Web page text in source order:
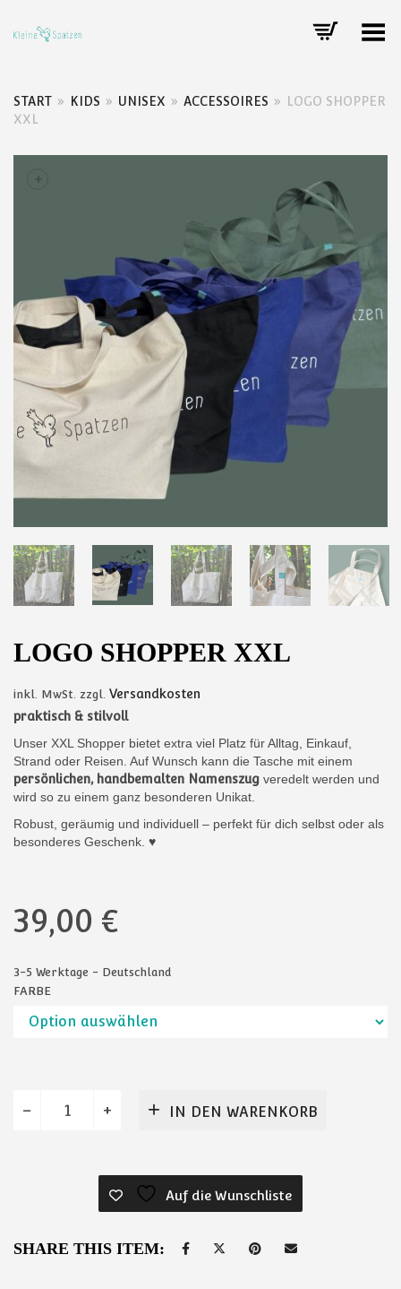
Toggle Menu
START » KIDS » UNISEX » ACCESSOIRES »
LOGO SHOPPER
XXL
+
LOGO SHOPPER XXL
inkl. MwSt. zzgl. Versandkosten
praktisch & stilvoll
Unser XXL Shopper bietet extra viel Platz für Alltag, Einkauf,
Strand oder Reisen. Auf Wunsch kann die Tasche mit einem
persönlichen, handbemalten Namenszug veredelt werden und
wird so zu einem ganz besonderen Unikat.
Robust, geräumig und individuell – perfekt für dich selbst oder als
besonderes Geschenk. ♥
39,00 €
3-5 Werktage - Deutschland
FARBE
Shopper
IN DEN WARENKORB
Auf die Wunschliste
SHARE THIS ITEM: